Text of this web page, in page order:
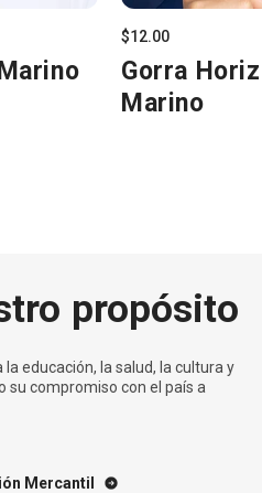
$12.00
Gorra
Marino
propósito
la educación, la salud, la cultura y
su compromiso con el país a
Mercantil